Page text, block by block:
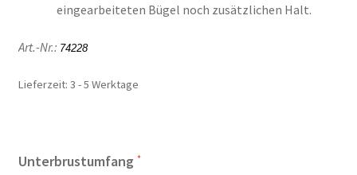
eingearbeiteten Bügel noch zusätzlichen Halt.
Art.-Nr.: 74228
Lieferzeit: 3 - 5 Werktage
Unterbrustumfang